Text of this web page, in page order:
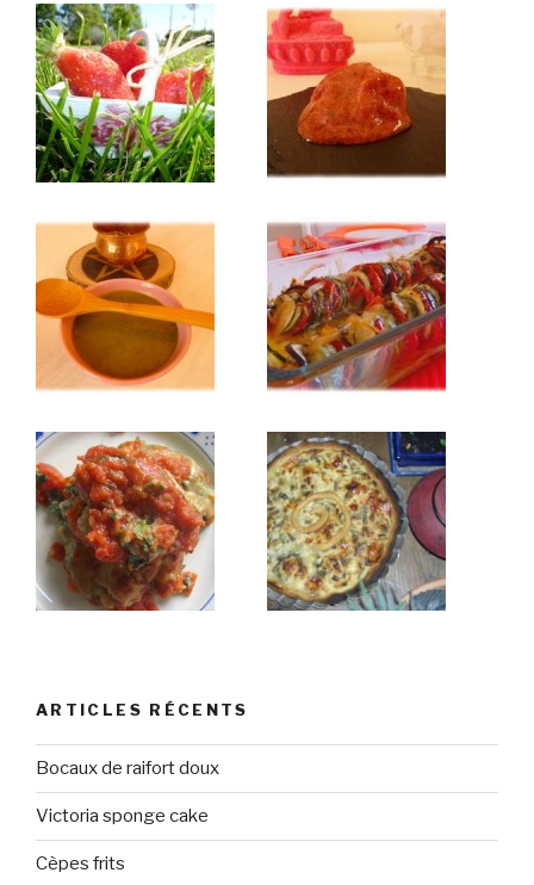
ARTICLES RÉCENTS
Bocaux de raifort doux
Victoria sponge cake
Cèpes frits